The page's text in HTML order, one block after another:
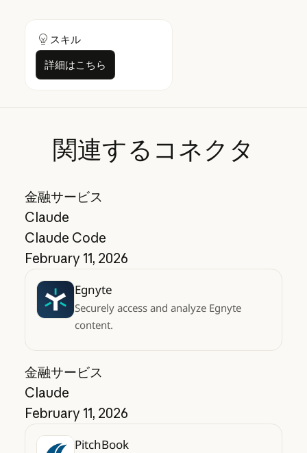
スキル
詳細はこちら
詳細はこちら
関連するコネクタ
金融サービス
Claude
Claude Code
February 11, 2026
Egnyte
Securely access and analyze Egnyte
content.
金融サービス
Claude
February 11, 2026
PitchBook